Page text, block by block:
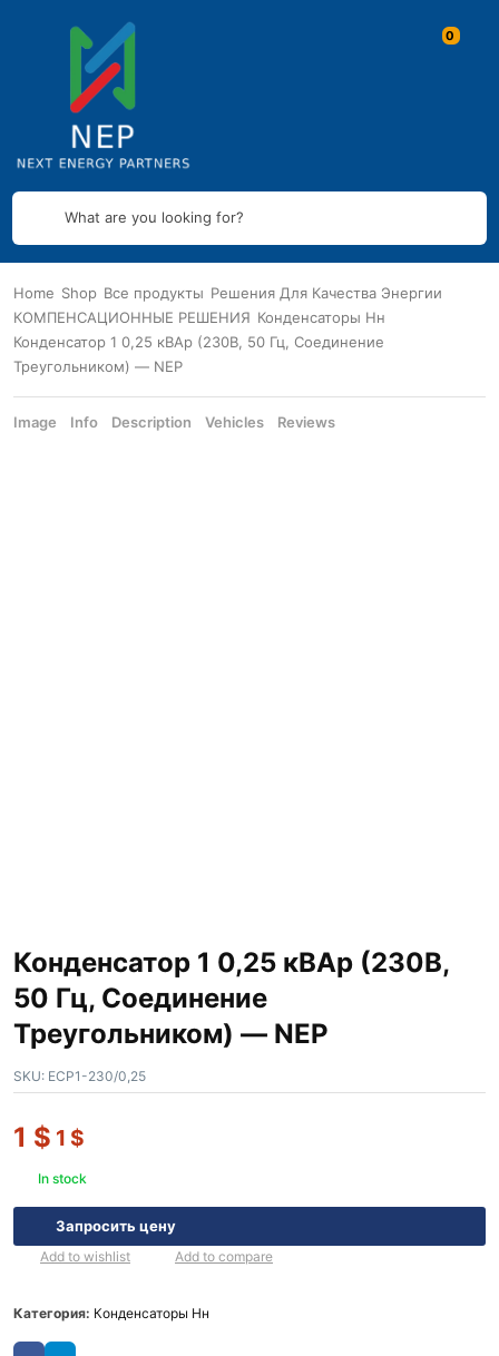
What are you looking for?
Home Shop Все продукты Решения Для Качества Энергии
КОМПЕНСАЦИОННЫЕ РЕШЕНИЯ Конденсаторы Нн
Конденсатор 1 0,25 кВАр (230В, 50 Гц, Соединение
Треугольником) — NEP
Image Info Description Vehicles Reviews
Конденсатор 1 0,25 кВАр (230В,
50 Гц, Соединение
Треугольником) — NEP
SKU: ECP1-230/0,25
1 $ 1 $
In stock
Запросить цену
Add to wishlist Add to compare
Категория: Конденсаторы Нн